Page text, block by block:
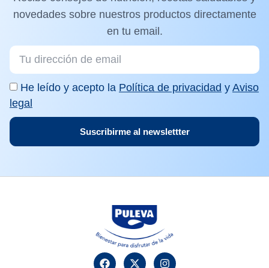
novedades sobre nuestros productos directamente
en tu email.
He leído y acepto la Política de privacidad y Aviso
legal
Suscribirme al newslettter